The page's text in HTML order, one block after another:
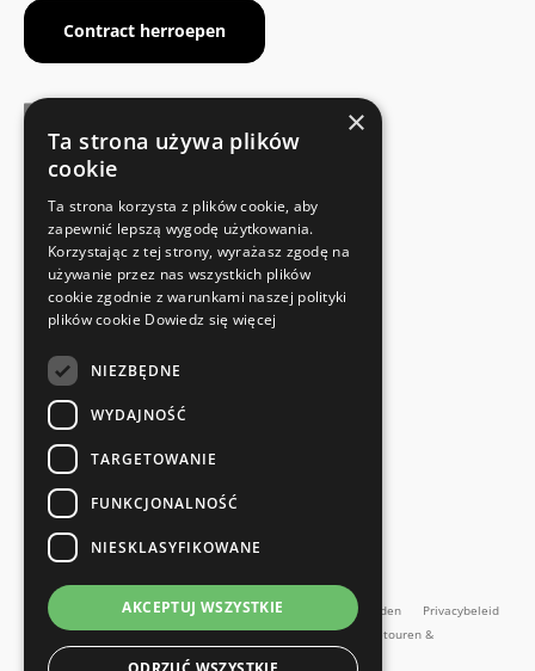
Contract herroepen
Voldoet aan de veiligheidsnormen
SNELLE EN EENVOUDIGE RETOUR
Retourservice
RECHTSTREEKS VAN DE FABRIKANT
Speciale kwaliteitscontrole
Impressum Algemene Voorwaarden Algemene voorwaarden
Privacybeleid
Contact
Retourbeleid Online herroepingsformulier
Retouren &
Reparaties
en meer...
×
Ta strona używa plików
cookie
Ta strona korzysta z plików cookie, aby
zapewnić lepszą wygodę użytkowania.
Korzystając z tej strony, wyrażasz zgodę na
używanie przez nas wszystkich plików
cookie zgodnie z warunkami naszej polityki
plików cookie Dowiedz się więcej
NIEZBĘDNE
WYDAJNOŚĆ
TARGETOWANIE
FUNKCJONALNOŚĆ
NIESKLASYFIKOWANE
AKCEPTUJ WSZYSTKIE